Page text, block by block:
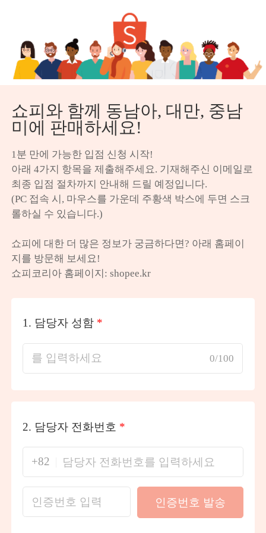
쇼피와 함께 동남아, 대만, 중남
미에 판매하세요!
1분 만에 가능한 입점 신청 시작!
아래 4가지 항목을 제출해주세요. 기재해주신 이메일로
최종 입점 절차까지 안내해 드릴 예정입니다.
(PC 접속 시, 마우스를 가운데 주황색 박스에 두면 스크
롤하실 수 있습니다.)
쇼피에 대한 더 많은 정보가 궁금하다면? 아래 홈페이
지를 방문해 보세요!
쇼피코리아 홈페이지: shopee.kr
1. 담당자 성함 *
0/100
2. 담당자 전화번호 *
+82
인증번호 발송